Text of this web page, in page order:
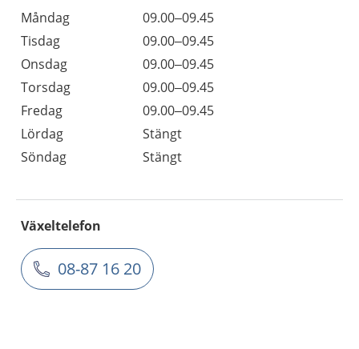
Måndag
09.00–09.45
Tisdag
09.00–09.45
Onsdag
09.00–09.45
Torsdag
09.00–09.45
Fredag
09.00–09.45
Lördag
Stängt
Söndag
Stängt
Växeltelefon
08-87 16 20